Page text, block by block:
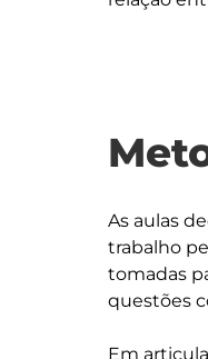
As aulas
trabalho
tomadas
questões
Em